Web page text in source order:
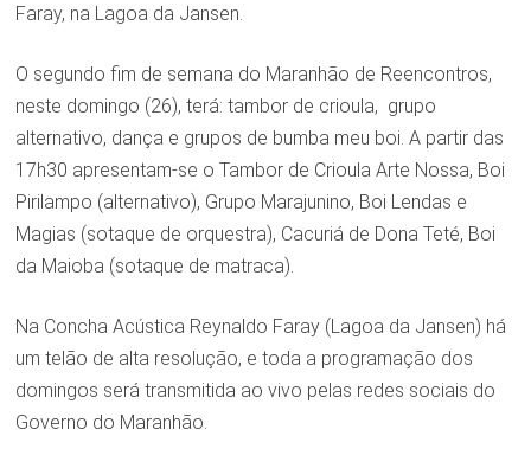
Faray, na Lagoa da Jansen.
O segundo fim de semana do Maranhão de Reencontros,
neste domingo (26), terá: tambor de crioula, grupo
alternativo, dança e grupos de bumba meu boi. A partir das
17h30 apresentam-se o Tambor de Crioula Arte Nossa, Boi
Pirilampo (alternativo), Grupo Marajunino, Boi Lendas e
Magias (sotaque de orquestra), Cacuriá de Dona Teté, Boi
da Maioba (sotaque de matraca).
Na Concha Acústica Reynaldo Faray (Lagoa da Jansen) há
um telão de alta resolução, e toda a programação dos
domingos será transmitida ao vivo pelas redes sociais do
Governo do Maranhão.